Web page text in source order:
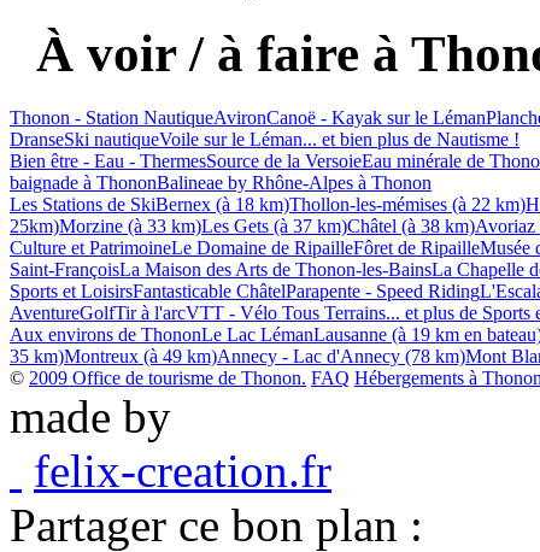
À voir / à faire à
Thonon - Station NautiqueAvironCanoë - Kayak sur le Léman
DranseSki nautiqueVoile sur le Léman... et bien plus de Nautisme !
Bien être - Eau - ThermesSource de la VersoieEau minérale de
baignade à ThononBalineae by Rhône-Alpes à Thonon
Les Stations de SkiBernex (à 18 km)Thollon-les-mémises (à 22 km)
25km)Morzine (à 33 km)Les Gets (à 37 km)Châtel (à 38 km)Avoriaz
Culture et PatrimoineLe Domaine de RipailleFôret de RipailleMusée
Saint-FrançoisLa Maison des Arts de Thonon-les-BainsLa Chapelle
Sports et LoisirsFantasticable ChâtelParapente - Speed Riding
AventureGolfTir à l'arcVTT - Vélo Tous Terrains... et plus de Sports
Aux environs de ThononLe Lac LémanLausanne (à 19 km en
35 km)Montreux (à 49 km)Annecy - Lac d'Annecy (78 km)Mont
© 2009 Office de tourisme de Thonon. FAQ Hébergements à
made by
felix-creation.fr
Partager ce bon plan :